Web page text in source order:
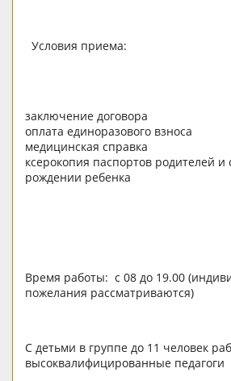
Условия приема:
заключение договора
оплата единоразового взноса
медицинская справка
ксерокопия паспортов родителей и
рождении ребенка
Время работы: с 08 до 19.00
пожелания рассматриваются)
С детьми в группе до 11 человек
высоквалифицированные педагоги